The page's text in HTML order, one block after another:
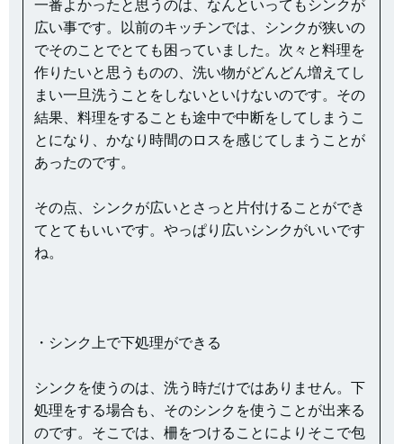
一番よかったと思うのは、なんといってもシンクが
広い事です。以前のキッチンでは、シンクが狭いの
でそのことでとても困っていました。次々と料理を
作りたいと思うものの、洗い物がどんどん増えてし
まい一旦洗うことをしないといけないのです。その
結果、料理をすることも途中で中断をしてしまうこ
とになり、かなり時間のロスを感じてしまうことが
あったのです。
その点、シンクが広いとさっと片付けることができ
てとてもいいです。やっぱり広いシンクがいいです
ね。
・シンク上で下処理ができる
シンクを使うのは、洗う時だけではありません。下
処理をする場合も、そのシンクを使うことが出来る
のです。そこでは、柵をつけることによりそこで包